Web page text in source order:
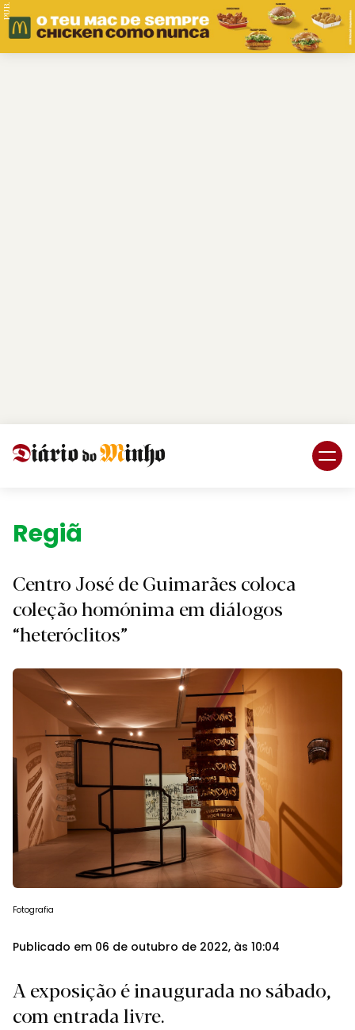
PUB.
Região.
Centro José de Guimarães coloca
coleção homónima em diálogos
“heteróclitos”
Fotografia
Publicado em 06 de outubro de 2022, às 10:04
A exposição é inaugurada no sábado,
com entrada livre.